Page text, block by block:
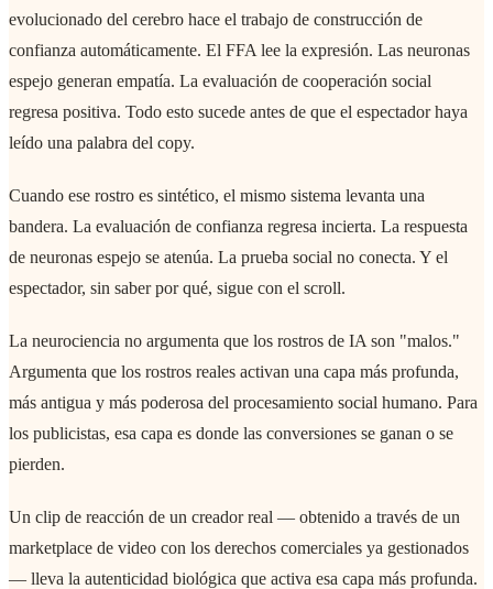
evolucionado del cerebro hace el trabajo de construcción de
confianza automáticamente. El FFA lee la expresión. Las neuronas
espejo generan empatía. La evaluación de cooperación social
regresa positiva. Todo esto sucede antes de que el espectador haya
leído una palabra del copy.
Cuando ese rostro es sintético, el mismo sistema levanta una
bandera. La evaluación de confianza regresa incierta. La respuesta
de neuronas espejo se atenúa. La prueba social no conecta. Y el
espectador, sin saber por qué, sigue con el scroll.
La neurociencia no argumenta que los rostros de IA son "malos."
Argumenta que los rostros reales activan una capa más profunda,
más antigua y más poderosa del procesamiento social humano. Para
los publicistas, esa capa es donde las conversiones se ganan o se
pierden.
Un clip de reacción de un creador real — obtenido a través de un
marketplace de video con los derechos comerciales ya gestionados
— lleva la autenticidad biológica que activa esa capa más profunda.